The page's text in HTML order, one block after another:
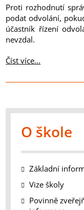
Proti rozhodnutí
podat odvolání,
účastník řízení
nevzdal.
Číst více...
O škole
Základní
Vize školy
Povinně